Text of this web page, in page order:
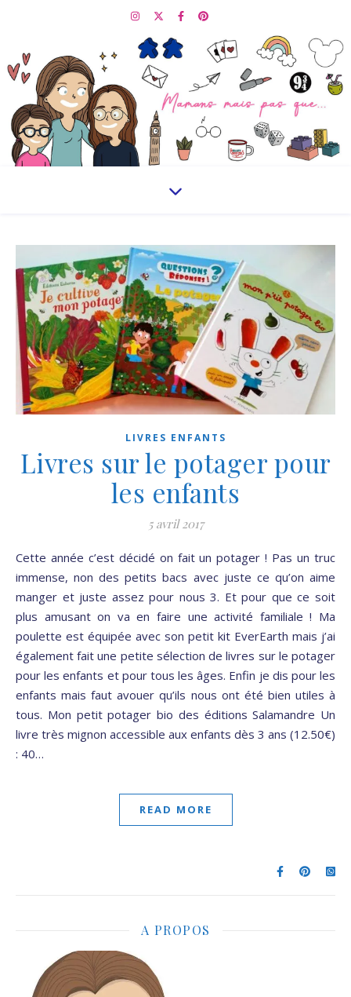
LIVRES ENFANTS
Livres sur le potager pour
les enfants
5 avril 2017
Cette année c’est décidé on fait un potager ! Pas un truc
immense, non des petits bacs avec juste ce qu’on aime
manger et juste assez pour nous 3. Et pour que ce soit
plus amusant on va en faire une activité familiale ! Ma
poulette est équipée avec son petit kit EverEarth mais j’ai
également fait une petite sélection de livres sur le potager
pour les enfants et pour tous les âges. Enfin je dis pour les
enfants mais faut avouer qu’ils nous ont été bien utiles à
tous. Mon petit potager bio des éditions Salamandre Un
livre très mignon accessible aux enfants dès 3 ans (12.50€)
: 40…
READ MORE
A PROPOS